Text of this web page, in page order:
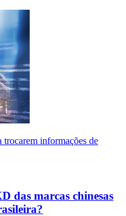
informações de
das marcas chinesas